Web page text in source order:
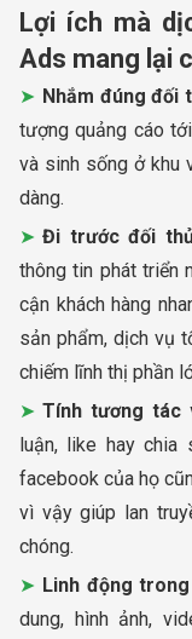
Lợi ích mà
Ads mang lại
Nhắm đúng đối
tượng quảng cáo
và sinh sống ở khu
dàng.
Đi trước đối
thông tin phát triển
cận khách hàng
sản phẩm, dịch vụ
chiếm lĩnh thị phần
Tính tương tác
luận, like hay chia
facebook của họ
vì vậy giúp lan
chóng.
Linh động
dung, hình ảnh,